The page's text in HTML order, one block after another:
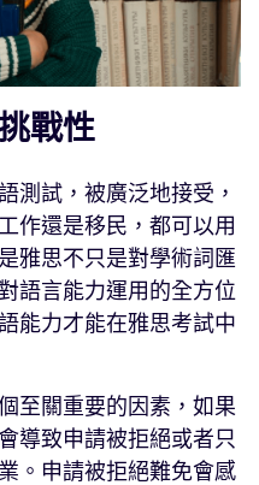
戰性
測試，被廣泛地接受，
作還是移民，都可以用
雅思不只是對學術詞匯
語言能力運用的全方位
能力才能在雅思考試中
至關重要的因素，如果
導致申請被拒絕或者只
。申請被拒絕難免會感